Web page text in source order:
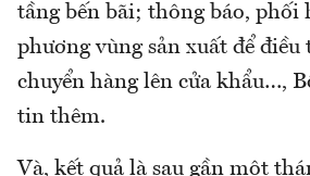
tầng bến bãi; thông báo, phối
phương vùng sản xuất để
chuyển hàng lên cửa khẩu…,
tin thêm.
Và, kết quả là sau gần một